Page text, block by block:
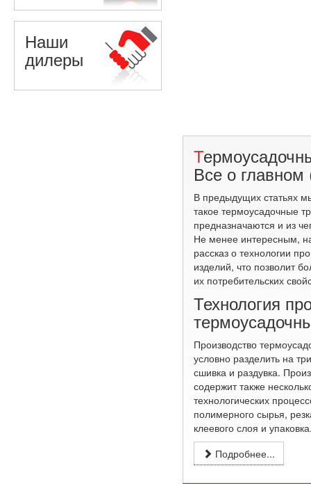
Наши
дилеры
Термоусадочные трубки.
Все о главном
В предыдущих статьях
такое термоусадочные
предназначаются и из
Не менее интересным,
рассказ о технологии
изделий, что позволит
их потребительских
Технология
Производство
условно разделить на
сшивка и раздувка.
содержит также
технологических
полимерного сырья,
клеевого слоя и
Подробнее...